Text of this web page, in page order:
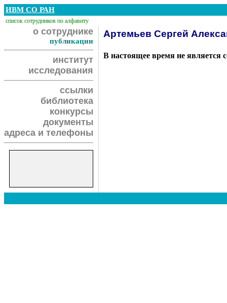
ИВМ СО РАН
список сотрудников по алфавиту
о сотруднике
публикации
институт
исследования
ссылки
библиотека
конкурсы
документы
адреса и телефоны
Артемьев Сергей
В настоящее время не является